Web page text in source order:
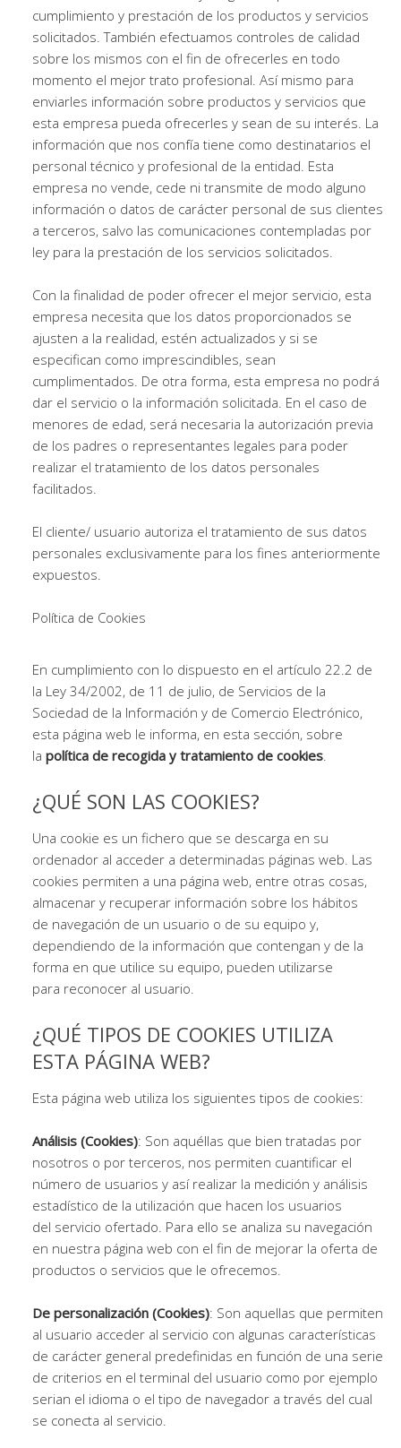
cumplimiento y prestación de los productos y servicios
solicitados. También efectuamos controles de calidad
sobre los mismos con el fin de ofrecerles en todo
momento el mejor trato profesional. Así mismo para
enviarles información sobre productos y servicios que
esta empresa pueda ofrecerles y sean de su interés. La
información que nos confía tiene como destinatarios el
personal técnico y profesional de la entidad. Esta
empresa no vende, cede ni transmite de modo alguno
información o datos de carácter personal de sus clientes
a terceros, salvo las comunicaciones contempladas por
ley para la prestación de los servicios solicitados.
Con la finalidad de poder ofrecer el mejor servicio, esta
empresa necesita que los datos proporcionados se
ajusten a la realidad, estén actualizados y si se
especifican como imprescindibles, sean
cumplimentados. De otra forma, esta empresa no podrá
dar el servicio o la información solicitada. En el caso de
menores de edad, será necesaria la autorización previa
de los padres o representantes legales para poder
realizar el tratamiento de los datos personales
facilitados.
El cliente/ usuario autoriza el tratamiento de sus datos
personales exclusivamente para los fines anteriormente
expuestos.
Política de Cookies
En cumplimiento con lo dispuesto en el artículo 22.2 de
la Ley 34/2002, de 11 de julio, de Servicios de la
Sociedad de la Información y de Comercio Electrónico,
esta página web le informa, en esta sección, sobre
la política de recogida y tratamiento de cookies.
¿QUÉ SON LAS COOKIES?
Una cookie es un fichero que se descarga en su
ordenador al acceder a determinadas páginas web. Las
cookies permiten a una página web, entre otras cosas,
almacenar y recuperar información sobre los hábitos
de navegación de un usuario o de su equipo y,
dependiendo de la información que contengan y de la
forma en que utilice su equipo, pueden utilizarse
para reconocer al usuario.
¿QUÉ TIPOS DE COOKIES UTILIZA
ESTA PÁGINA WEB?
Esta página web utiliza los siguientes tipos de cookies:
Análisis (Cookies): Son aquéllas que bien tratadas por
nosotros o por terceros, nos permiten cuantificar el
número de usuarios y así realizar la medición y análisis
estadístico de la utilización que hacen los usuarios
del servicio ofertado. Para ello se analiza su navegación
en nuestra página web con el fin de mejorar la oferta de
productos o servicios que le ofrecemos.
De personalización (Cookies): Son aquellas que permiten
al usuario acceder al servicio con algunas características
de carácter general predefinidas en función de una serie
de criterios en el terminal del usuario como por ejemplo
serian el idioma o el tipo de navegador a través del cual
se conecta al servicio.